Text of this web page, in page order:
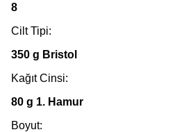
8
Cilt Tipi:
350 g Bristol
Kağıt Cinsi:
80 g 1. Hamur
Boyut: